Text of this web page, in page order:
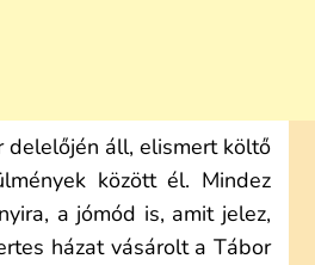
delelőjén áll, elismert költő
között él. Mindez
a jómód is, amit jelez,
házat vásárolt a Tábor